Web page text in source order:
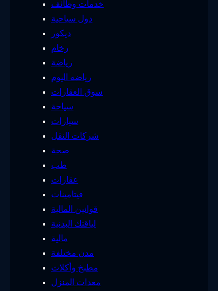
خدمات وظائف
دول سياحية
ديكور
رخام
رياضة
رياضه اليوم
سوق العقارات
سياحة
سيارات
شركات النقل
صحة
طب
عقارات
فيتامينات
قوانين المالية
لياقتك البدنية
مالية
مدن مختلفة
مطبخ وأكلات
معدات المنزل